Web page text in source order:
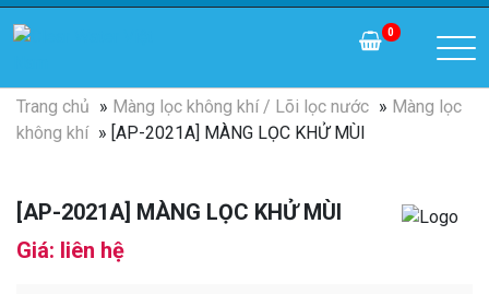
0
Trang chủ » Màng lọc không khí / Lõi lọc nước » Màng lọc
không khí » [AP-2021A] MÀNG LỌC KHỬ MÙI
[AP-2021A] MÀNG LỌC KHỬ MÙI
Giá: liên hệ